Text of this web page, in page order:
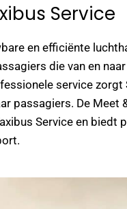
Service
en efficiënte
die van en
service zorgt
passagiers. De Meet
Service en biedt